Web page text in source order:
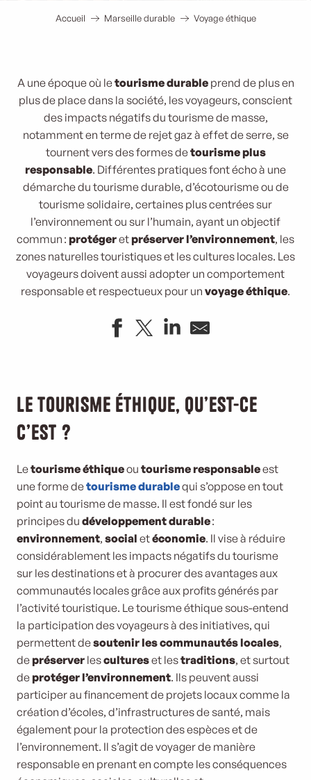
Accueil Marseille durable Voyage éthique
A une époque où letourisme durableprend de plus en
plus de place dans la société, les voyageurs, conscient
des impacts négatifs du tourisme de masse,
notamment en terme de rejet gaz à effet de serre, se
tournent vers des formes detourisme plus
responsable. Différentes pratiques font écho à une
démarche du tourisme durable, d’écotourisme ou de
tourisme solidaire, certaines plus centrées sur
l’environnement ou sur l’humain, ayant un objectif
commun : protégeret préserver l’environnement, les
zones naturelles touristiques et les cultures locales. Les
voyageurs doivent aussi adopter un comportement
responsable et respectueux pour un voyage éthique.
Le tourisme éthique, qu’est-ce
c’est ?
Letourisme éthiqueou tourisme responsableest
une forme detourisme durablequi s’oppose en tout
point au tourisme de masse. Il est fondé sur les
principes du développement durable:
environnement, social etéconomie. Il vise à réduire
considérablement les impacts négatifs du tourisme
sur les destinations et à procurer des avantages aux
communautés locales grâce aux profits générés par
l’activité touristique. Le tourisme éthique sous-entend
la participation des voyageurs à des initiatives, qui
permettent desoutenir les communautés locales,
de préserver lescultureset lestraditions, et surtout
de protéger l’environnement. Ils peuvent aussi
participer au financement de projets locaux comme la
création d’écoles, d’infrastructures de santé, mais
également pour la protection des espèces et de
l’environnement. Il s’agit de voyager de manière
responsable en prenant en compte les conséquences